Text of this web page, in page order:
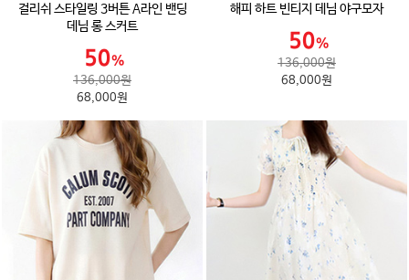
걸리쉬 스타일링 3버튼 A라인 밴딩
데님 롱 스커트
136,000원
68,000원
해피 하트 빈티지 데님 야구모자
136,000원
68,000원